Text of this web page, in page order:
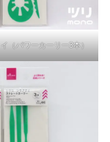
（パワーカーリー3本）